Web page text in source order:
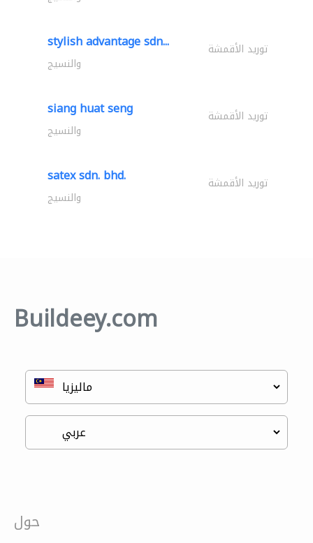
stylish advantage sdn... توريد الأقمشة
والنسيج
siang huat seng توريد الأقمشة
والنسيج
satex sdn. bhd. توريد الأقمشة
والنسيج
Buildeey.com
حول